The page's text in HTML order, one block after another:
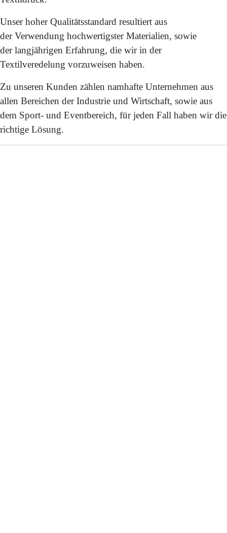
Unser hoher Qualitätsstandard resultiert aus
der Verwendung hochwertigster Materialien, sowie
der langjährigen Erfahrung, die wir in der
Textilveredelung vorzuweisen haben.
Zu unseren Kunden zählen namhafte Unternehmen aus
allen Bereichen der Industrie und Wirtschaft, sowie aus
dem Sport- und Eventbereich, für jeden Fall haben wir die
richtige Lösung.